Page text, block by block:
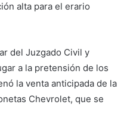
alta para el erario
del Juzgado Civil y
a la pretensión de los
la venta anticipada de la
Chevrolet, que se